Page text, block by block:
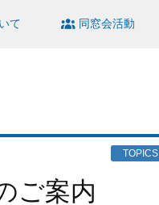
て 同窓会活動
TOPICS
ご案内